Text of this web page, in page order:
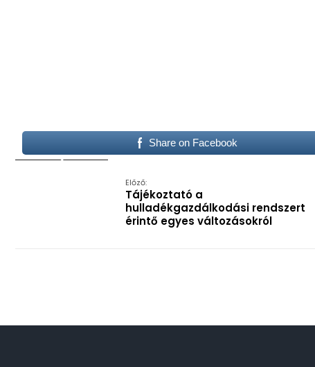
Share on Facebook
Előző:
Tájékoztató a
hulladékgazdálkodási rendszert
érintő egyes változásokról